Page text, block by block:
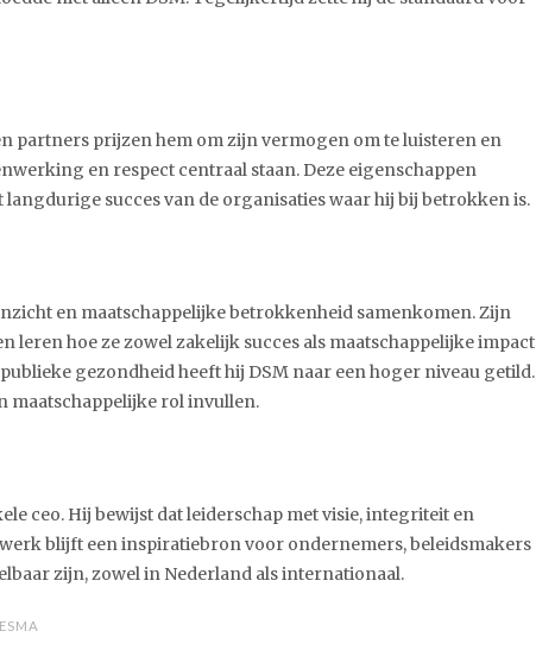
partners prijzen hem om zijn vermogen om te luisteren en
en respect centraal staan. Deze eigenschappen
succes van de organisaties waar hij bij betrokken is.
en maatschappelijke betrokkenheid samenkomen. Zijn
hoe ze zowel zakelijk succes als maatschappelijke impact
gezondheid heeft hij DSM naar een hoger niveau getild.
maatschappelijke rol invullen.
ceo. Hij bewijst dat leiderschap met visie, integriteit en
blijft een inspiratiebron voor ondernemers, beleidsmakers
zijn, zowel in Nederland als internationaal.